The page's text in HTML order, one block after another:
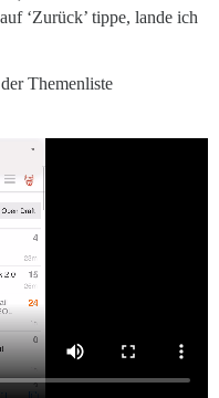
‘Zurück’ tippe, lande ich
Themenliste